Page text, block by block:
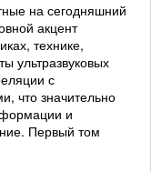
на сегодняшний
акцент
технике,
ультразвуковых
с
что значительно
и
Первый том